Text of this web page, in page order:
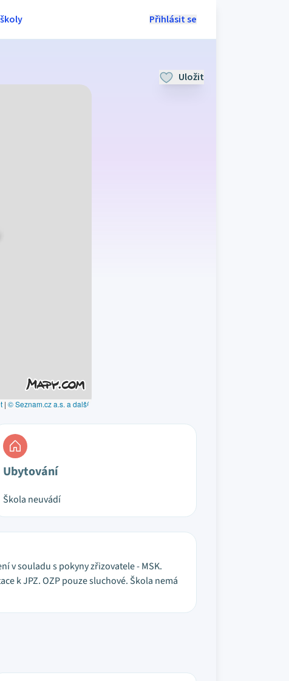
Přihlásit se
Uložit
| © Seznam.cz a.s. a další
Ubytování
Škola neuvádí
v souladu s pokyny zřizovatele - MSK.
k JPZ. OZP pouze sluchové. Škola nemá